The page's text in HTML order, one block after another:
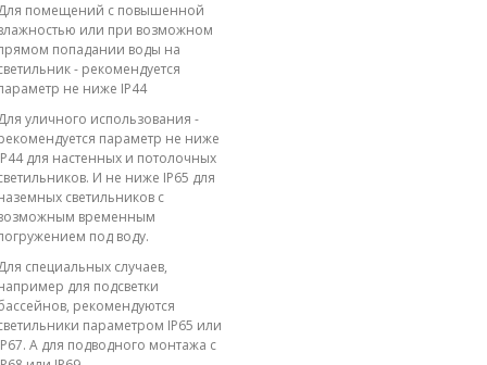
помещений с повышенной
или при возможном
попадании воды на
- рекомендуется
не ниже IP44
уличного использования -
параметр не ниже
для настенных и потолочных
И не ниже IP65 для
светильников с
временным
под воду.
специальных случаев,
для подсветки
рекомендуются
параметром IP65 или
А для подводного монтажа с